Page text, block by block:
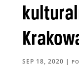
SEP 18, 2020 |